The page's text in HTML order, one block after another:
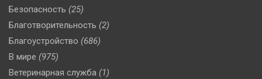
Безопасность (25)
Благотворительность (2)
Благоустройство (686)
В мире (975)
Ветеринарная служба (1)